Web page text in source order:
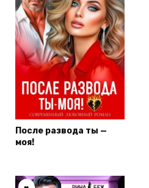
После развода ты —
моя!